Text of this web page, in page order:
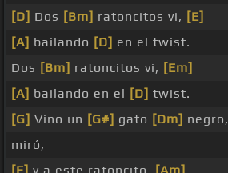
[D] Dos [Bm] ratoncitos vi, [E]
[A] bailando [D] en el twist.
Dos [Bm] ratoncitos vi, [Em]
[A] bailando en el [D] twist.
[G] Vino un [G#] gato [Dm] negro,
miró,